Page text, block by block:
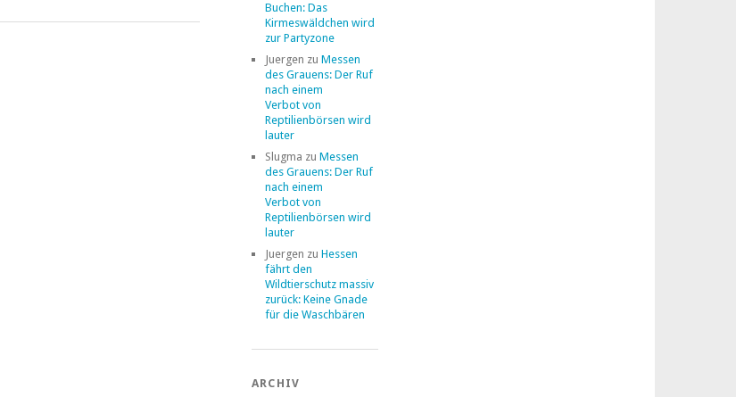
Buchen: Das
Kirmeswäldchen wird
zur Partyzone
Juergen zu Messen
des Grauens: Der Ruf
nach einem
Verbot von
Reptilienbörsen wird
lauter
Slugma zu Messen
des Grauens: Der Ruf
nach einem
Verbot von
Reptilienbörsen wird
lauter
Juergen zu Hessen
fährt den
Wildtierschutz massiv
zurück: Keine Gnade
für die Waschbären
ARCHIV